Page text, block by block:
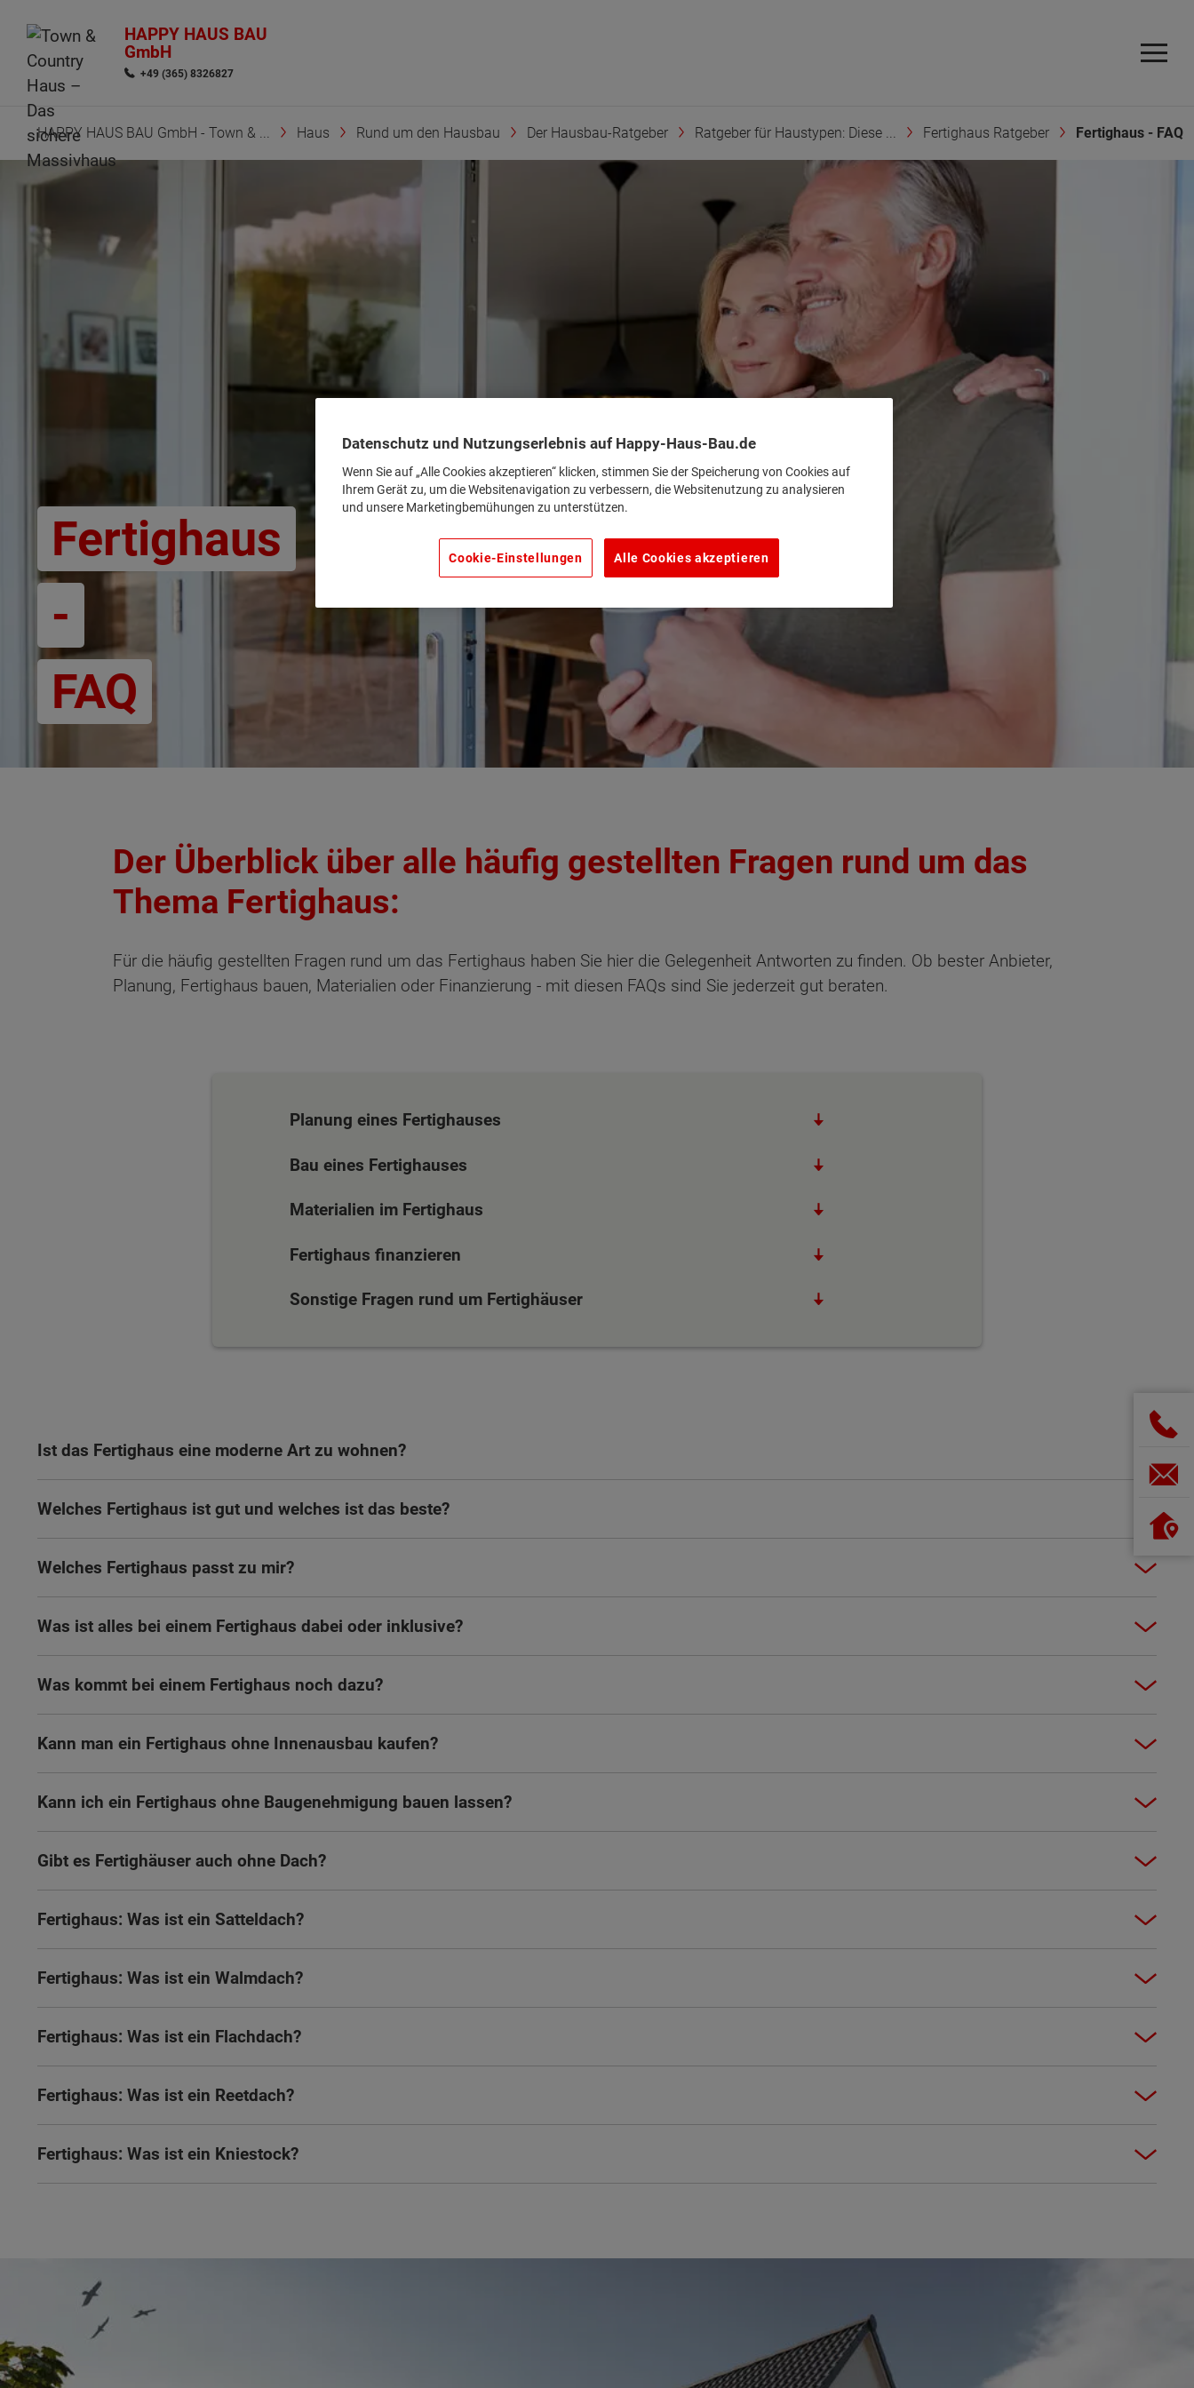
HAPPY HAUS BAU
GmbH
+49 (365) 8326827
HAPPY HAUS BAU GmbH - Town & ... Haus Rund um den Hausbau Der Hausbau-Ratgeber Ratgeber für Haustypen: Diese ... Fertighaus Ratgeber Fertighaus - FAQ
Fertighaus
-
FAQ
Der Überblick über alle häufig gestellten Fragen rund um das
Thema Fertighaus:
Für die häufig gestellten Fragen rund um das Fertighaus haben Sie hier die Gelegenheit Antworten zu finden. Ob bester Anbieter,
Planung, Fertighaus bauen, Materialien oder Finanzierung - mit diesen FAQs sind Sie jederzeit gut beraten.
Planung eines Fertighauses
Bau eines Fertighauses
Materialien im Fertighaus
Fertighaus finanzieren
Sonstige Fragen rund um Fertighäuser
Ist das Fertighaus eine moderne Art zu wohnen?
Welches Fertighaus ist gut und welches ist das beste?
Welches Fertighaus passt zu mir?
Was ist alles bei einem Fertighaus dabei oder inklusive?
Was kommt bei einem Fertighaus noch dazu?
Kann man ein Fertighaus ohne Innenausbau kaufen?
Kann ich ein Fertighaus ohne Baugenehmigung bauen lassen?
Gibt es Fertighäuser auch ohne Dach?
Fertighaus: Was ist ein Satteldach?
Fertighaus: Was ist ein Walmdach?
Fertighaus: Was ist ein Flachdach?
Fertighaus: Was ist ein Reetdach?
Fertighaus: Was ist ein Kniestock?
Wonach möchten Sie suchen?
Datenschutz und Nutzungserlebnis auf Happy-Haus-Bau.de
Wenn Sie auf „Alle Cookies akzeptieren“ klicken, stimmen Sie der Speicherung von Cookies auf
Ihrem Gerät zu, um die Websitenavigation zu verbessern, die Websitenutzung zu analysieren
und unsere Marketingbemühungen zu unterstützen.
Cookie-Einstellungen Alle Cookies akzeptieren